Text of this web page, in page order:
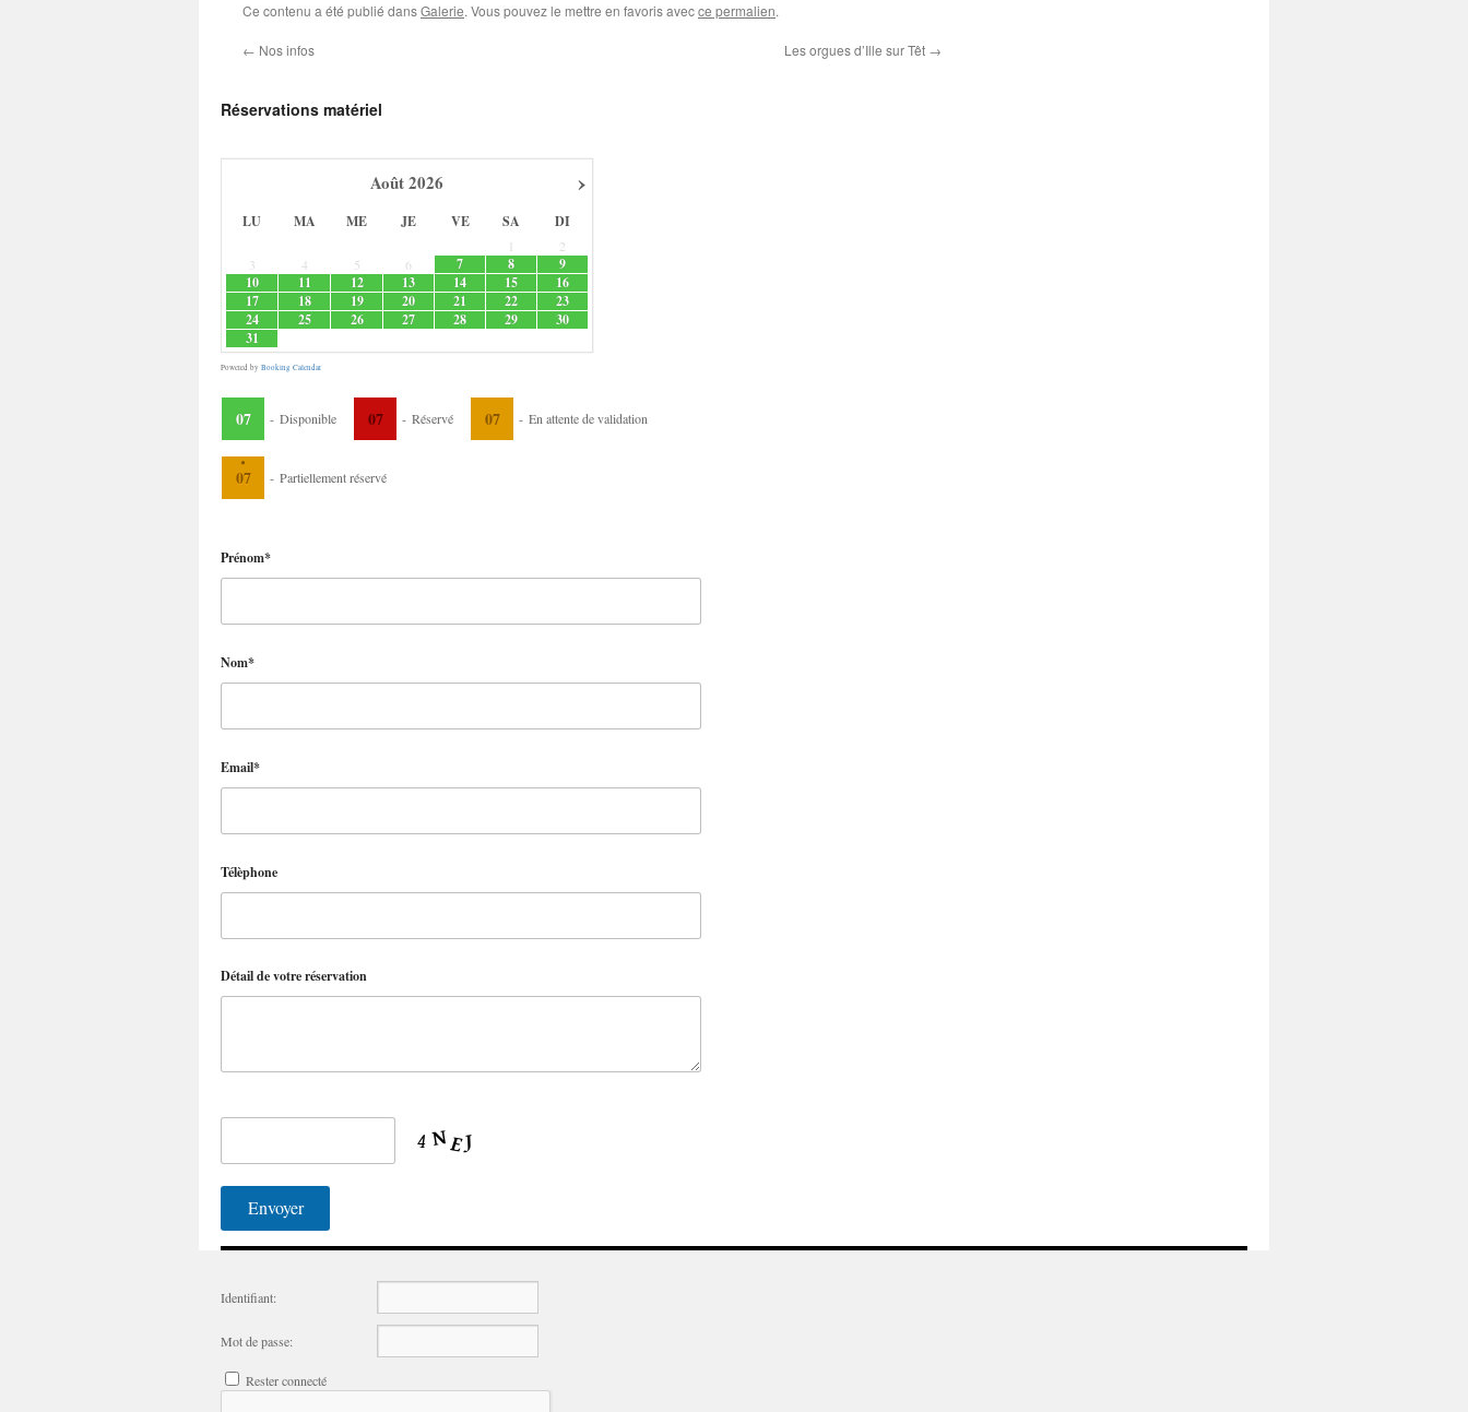
Ce contenu a été publié dansGalerie. Vous pouvez le mettre en favoris avecce permalien.
← Nos infos Les orgues d’Ille sur Têt →
Réservations matériel
›
Août2026
LU MA ME JE VE SA DI
1
2
3
4 5 6 7 8
9
10
11 12 13 14 15
16
17
18 19 20 21 22
23
24
25 26 27 28 29
30
31
Powered by Booking Calendar
07 - Disponible 07 - Réservé 07 - En attente de validation
·
07 - Partiellement réservé
Prénom*
Nom*
Email*
Télèphone
Détail de votre réservation
Identifiant:
Mot de passe:
Rester connecté